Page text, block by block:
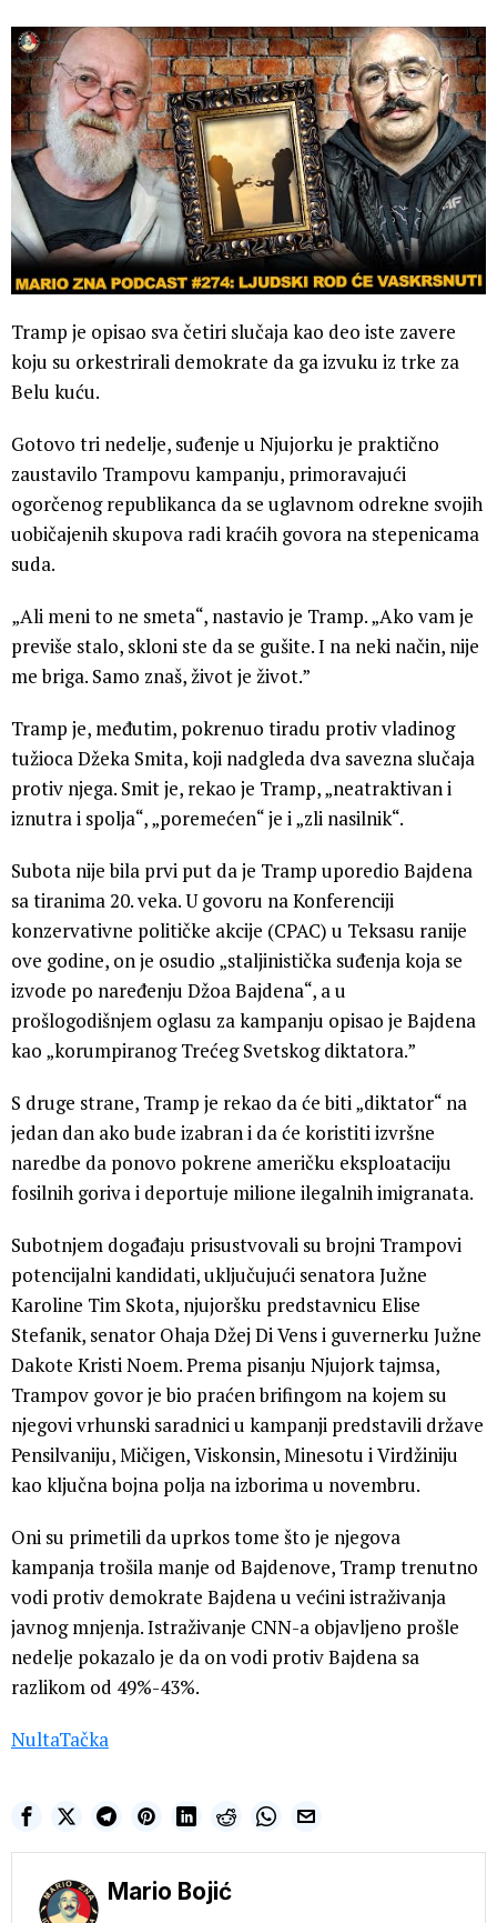
Tramp je opisao sva četiri slučaja kao deo iste zavere
koju su orkestrirali demokrate da ga izvuku iz trke za
Belu kuću.
Gotovo tri nedelje, suđenje u Njujorku je praktično
zaustavilo Trampovu kampanju, primoravajući
ogorčenog republikanca da se uglavnom odrekne svojih
uobičajenih skupova radi kraćih govora na stepenicama
suda.
„Ali meni to ne smeta“, nastavio je Tramp. „Ako vam je
previše stalo, skloni ste da se gušite. I na neki način, nije
me briga. Samo znaš, život je život.”
Tramp je, međutim, pokrenuo tiradu protiv vladinog
tužioca Džeka Smita, koji nadgleda dva savezna slučaja
protiv njega. Smit je, rekao je Tramp, „neatraktivan i
iznutra i spolja“, „poremećen“ je i „zli nasilnik“.
Subota nije bila prvi put da je Tramp uporedio Bajdena
sa tiranima 20. veka. U govoru na Konferenciji
konzervativne političke akcije (CPAC) u Teksasu ranije
ove godine, on je osudio „staljinistička suđenja koja se
izvode po naređenju Džoa Bajdena“, a u
prošlogodišnjem oglasu za kampanju opisao je Bajdena
kao „korumpiranog Trećeg Svetskog diktatora.”
S druge strane, Tramp je rekao da će biti „diktator“ na
jedan dan ako bude izabran i da će koristiti izvršne
naredbe da ponovo pokrene američku eksploataciju
fosilnih goriva i deportuje milione ilegalnih imigranata.
Subotnjem događaju prisustvovali su brojni Trampovi
potencijalni kandidati, uključujući senatora Južne
Karoline Tim Skota, njujoršku predstavnicu Elise
Stefanik, senator Ohaja Džej Di Vens i guvernerku Južne
Dakote Kristi Noem. Prema pisanju Njujork tajmsa,
Trampov govor je bio praćen brifingom na kojem su
njegovi vrhunski saradnici u kampanji predstavili države
Pensilvaniju, Mičigen, Viskonsin, Minesotu i Virdžiniju
kao ključna bojna polja na izborima u novembru.
Oni su primetili da uprkos tome što je njegova
kampanja trošila manje od Bajdenove, Tramp trenutno
vodi protiv demokrate Bajdena u većini istraživanja
javnog mnjenja. Istraživanje CNN-a objavljeno prošle
nedelje pokazalo je da on vodi protiv Bajdena sa
razlikom od 49%-43%.
NultaTačka
Mario Bojić